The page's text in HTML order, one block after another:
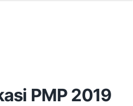
PMP 2019